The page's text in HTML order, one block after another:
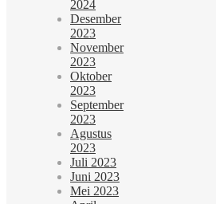
2024
Desember
2023
November
2023
Oktober
2023
September
2023
Agustus
2023
Juli 2023
Juni 2023
Mei 2023